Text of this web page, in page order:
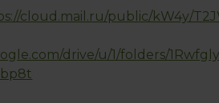
cloud.mail.ru/public/kW4y/
drive/u/1/folders/